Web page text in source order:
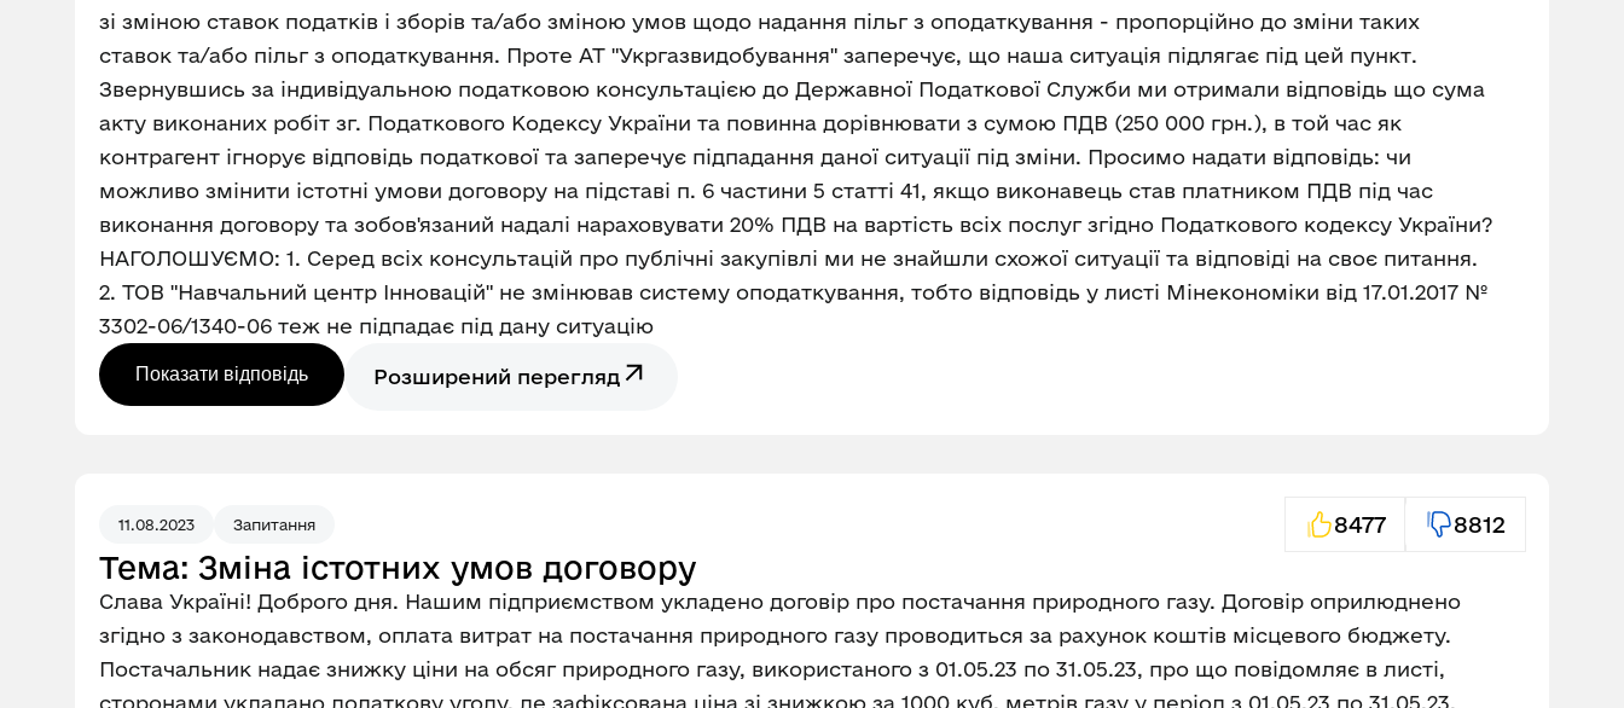
зі зміною ставок податків і зборів та/або зміною умов щодо надання пільг з оподаткування - пропорційно до зміни таких
ставок та/або пільг з оподаткування. Проте АТ "Укргазвидобування" заперечує, що наша ситуація підлягає під цей пункт.
Звернувшись за індивідуальною податковою консультацією до Державної Податкової Служби ми отримали відповідь що сума
акту виконаних робіт зг. Податкового Кодексу України та повинна дорівнювати з сумою ПДВ (250 000 грн.), в той час як
контрагент ігнорує відповідь податкової та заперечує підпадання даної ситуації під зміни. Просимо надати відповідь: чи
можливо змінити істотні умови договору на підставі п. 6 частини 5 статті 41, якщо виконавець став платником ПДВ під час
виконання договору та зобов'язаний надалі нараховувати 20% ПДВ на вартість всіх послуг згідно Податкового кодексу України?
НАГОЛОШУЄМО: 1. Серед всіх консультацій про публічні закупівлі ми не знайшли схожої ситуації та відповіді на своє питання.
2. ТОВ "Навчальний центр Інновацій" не змінював систему оподаткування, тобто відповідь у листі Мінекономіки від 17.01.2017 №
3302-06/1340-06 теж не підпадає під дану ситуацію
Показати відповідь Розширений перегляд
11.08.2023 Запитання 8477 8812
Тема: Зміна істотних умов договору
Слава Україні! Доброго дня. Нашим підприємством укладено договір про постачання природного газу. Договір оприлюднено
згідно з законодавством, оплата витрат на постачання природного газу проводиться за рахунок коштів місцевого бюджету.
Постачальник надає знижку ціни на обсяг природного газу, використаного з 01.05.23 по 31.05.23, про що повідомляє в листі,
сторонами укладано додаткову угоду, де зафіксована ціна зі знижкою за 1000 куб. метрів газу у період з 01.05.23 по 31.05.23.